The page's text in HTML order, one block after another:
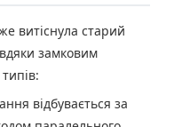
витіснула старий
замковим
відбувається за